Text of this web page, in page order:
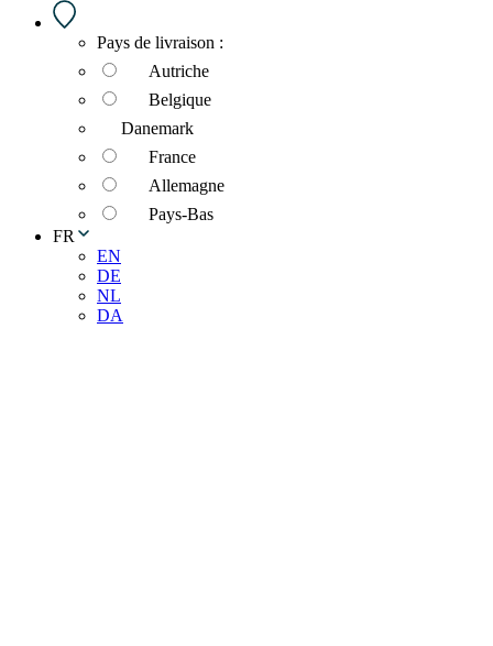
Pays de livraison :
Autriche
Belgique
Danemark
France
Allemagne
Pays-Bas
FR
EN
DE
NL
DA